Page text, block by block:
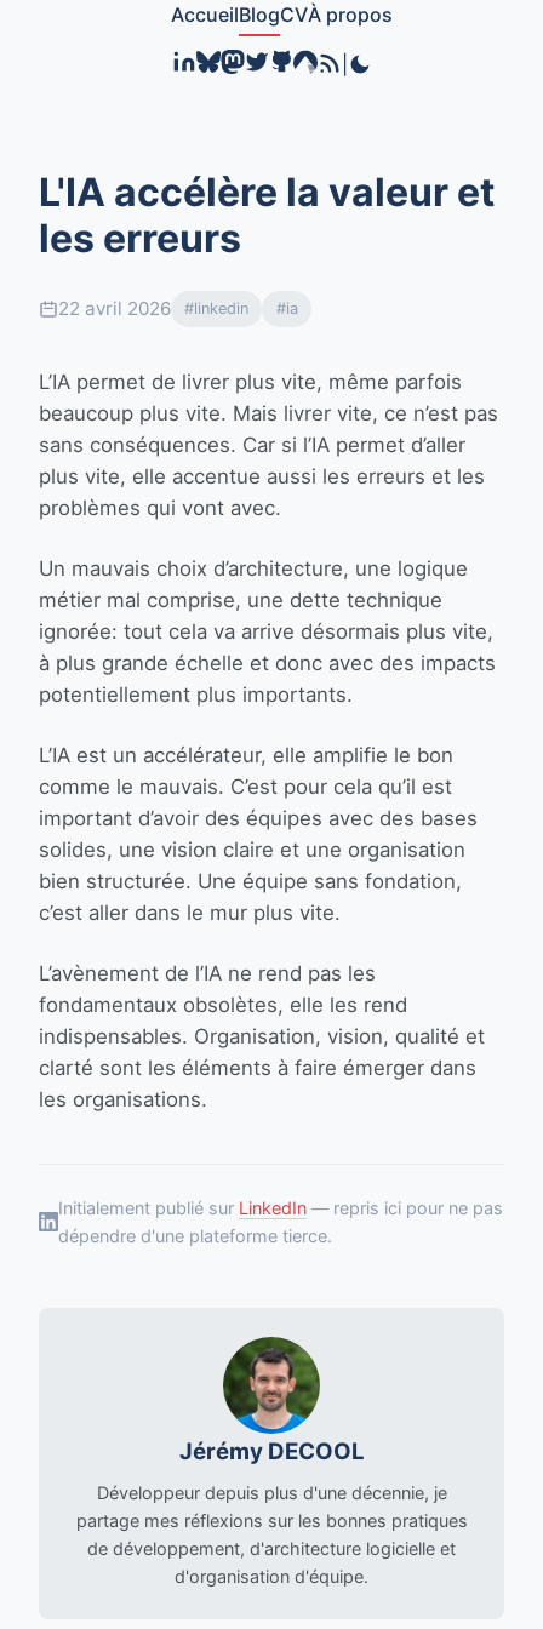
AccueilBlogCVÀ propos
L'IA accélère la valeur et
les erreurs
22 avril 2026 #linkedin #ia
L’IA permet de livrer plus vite, même parfois
beaucoup plus vite. Mais livrer vite, ce n’est pas
sans conséquences. Car si l’IA permet d’aller
plus vite, elle accentue aussi les erreurs et les
problèmes qui vont avec.
Un mauvais choix d’architecture, une logique
métier mal comprise, une dette technique
ignorée: tout cela va arrive désormais plus vite,
à plus grande échelle et donc avec des impacts
potentiellement plus importants.
L’IA est un accélérateur, elle amplifie le bon
comme le mauvais. C’est pour cela qu’il est
important d’avoir des équipes avec des bases
solides, une vision claire et une organisation
bien structurée. Une équipe sans fondation,
c’est aller dans le mur plus vite.
L’avènement de l’IA ne rend pas les
fondamentaux obsolètes, elle les rend
indispensables. Organisation, vision, qualité et
clarté sont les éléments à faire émerger dans
les organisations.
Initialement publié sur LinkedIn — repris ici pour ne pas
dépendre d'une plateforme tierce.
Jérémy DECOOL
Développeur depuis plus d'une décennie, je
partage mes réflexions sur les bonnes pratiques
de développement, d'architecture logicielle et
d'organisation d'équipe.